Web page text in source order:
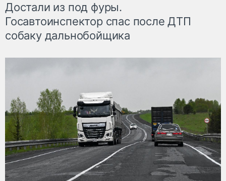
Достали из под фуры.
Госавтоинспектор спас после ДТП
собаку дальнобойщика